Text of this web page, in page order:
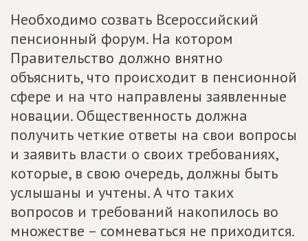
Необходимо созвать Всероссийский
пенсионный форум. На котором
Правительство должно внятно
объяснить, что происходит в пенсионной
сфере и на что направлены заявленные
новации. Общественность должна
получить четкие ответы на свои вопросы
и заявить власти о своих требованиях,
которые, в свою очередь, должны быть
услышаны и учтены. А что таких
вопросов и требований накопилось во
множестве – сомневаться не приходится.